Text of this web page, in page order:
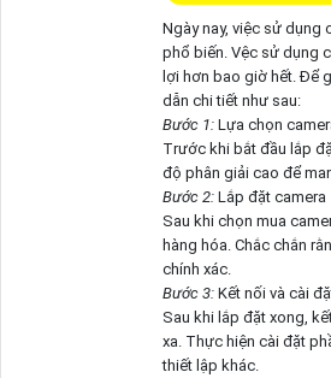
Ngày nay, việc sử dụng
phổ biến. Vệc sử dụng
lợi hơn bao giờ hết. Để
dẫn chi tiết như sau:
Bước 1: Lựa chọn
Trước khi bắt đầu lắp
độ phân giải cao để
Bước 2: Lắp đặt camera
Sau khi chọn mua
hàng hóa. Chắc chắn
chính xác.
Bước 3: Kết nối và cài
Sau khi lắp đặt xong,
xa. Thực hiện cài đặt
thiết lập khác.